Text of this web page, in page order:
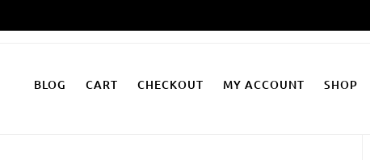
Inhalt
BLOG CART CHECKOUT MY ACCOUNT SHOP